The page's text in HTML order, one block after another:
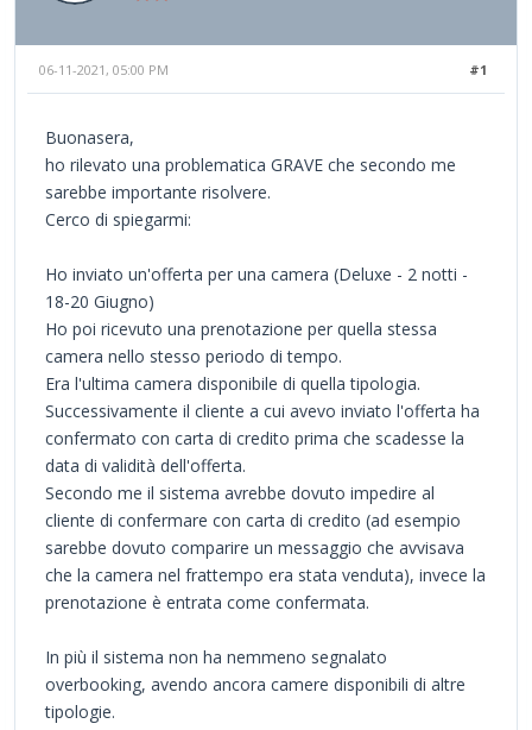
#1
06-11-2021, 05:00 PM
Buonasera,
ho rilevato una problematica GRAVE che secondo me
sarebbe importante risolvere.
Cerco di spiegarmi:
Ho inviato un'offerta per una camera (Deluxe - 2 notti -
18-20 Giugno)
Ho poi ricevuto una prenotazione per quella stessa
camera nello stesso periodo di tempo.
Era l'ultima camera disponibile di quella tipologia.
Successivamente il cliente a cui avevo inviato l'offerta ha
confermato con carta di credito prima che scadesse la
data di validità dell'offerta.
Secondo me il sistema avrebbe dovuto impedire al
cliente di confermare con carta di credito (ad esempio
sarebbe dovuto comparire un messaggio che avvisava
che la camera nel frattempo era stata venduta), invece la
prenotazione è entrata come confermata.
In più il sistema non ha nemmeno segnalato
overbooking, avendo ancora camere disponibili di altre
tipologie.